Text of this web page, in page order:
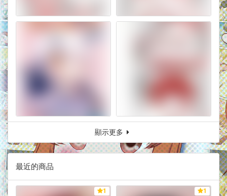
顯示更多
最近的商品
1 1